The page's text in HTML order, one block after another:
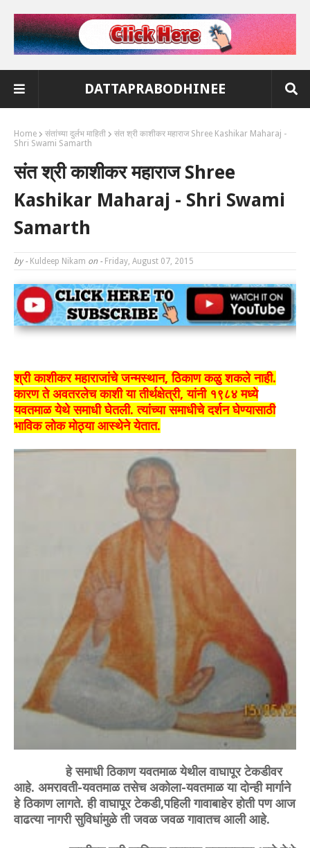
DATTAPRABODHINEE
Home संतांच्या दुर्लभ माहिती
संत श्री काशीकर महाराज Shree Kashikar Maharaj -
Shri Swami Samarth
संत श्री काशीकर महाराज Shree
Kashikar Maharaj - Shri Swami
Samarth
by - Kuldeep Nikam on - Friday, August 07, 2015
श्री काशीकर महाराजांचे जन्मस्थान, ठिकाण कळु शकले नाही.
कारण ते अवतरलेच काशी या तीर्थक्षेत्री, यांनी १९८४ मध्ये
यवतमाळ येथे समाधी घेतली. त्यांच्या समाधीचे दर्शन घेण्यासाठी
भाविक लोक मोठ्या आस्थेने येतात.
हे समाधी ठिकाण यवतमाळ येथील वाघापूर टेकडीवर
आहे. अमरावती-यवतमाळ तसेच अकोला-यवतमाळ या दोन्ही मार्गाने
हे ठिकाण लागते. ही वाघापूर टेकडी,पहिली गावाबाहेर होती पण आज
वाढत्या नागरी सुविधांमुळे ती जवळ जवळ गावातच आली आहे.